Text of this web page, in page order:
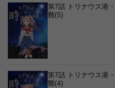
第7話 トリナウス港
難(5)
第7話 トリナウス港
難(4)